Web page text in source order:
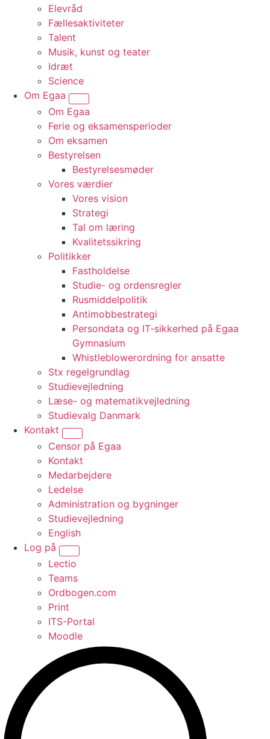
Elevråd
Fællesaktiviteter
Talent
Musik, kunst og teater
Idræt
Science
Om Egaa
Vis undermenu for “Om Egaa”
Om Egaa
Ferie og eksamensperioder
Om eksamen
Bestyrelsen
Bestyrelsesmøder
Vores værdier
Vores vision
Strategi
Tal om læring
Kvalitetssikring
Politikker
Fastholdelse
Studie- og ordensregler
Rusmiddelpolitik
Antimobbestrategi
Persondata og IT-sikkerhed på Egaa
Gymnasium
Whistle­blowerordning for ansatte
Stx regelgrundlag
Studievejledning
Læse- og matematikvejledning
Studievalg Danmark
Kontakt
Vis undermenu for “Kontakt”
Censor på Egaa
Kontakt
Medarbejdere
Ledelse
Administration og bygninger
Studievejledning
English
Log på
Vis undermenu for “Log på”
Lectio
Teams
Ordbogen.com
Print
ITS-Portal
Moodle